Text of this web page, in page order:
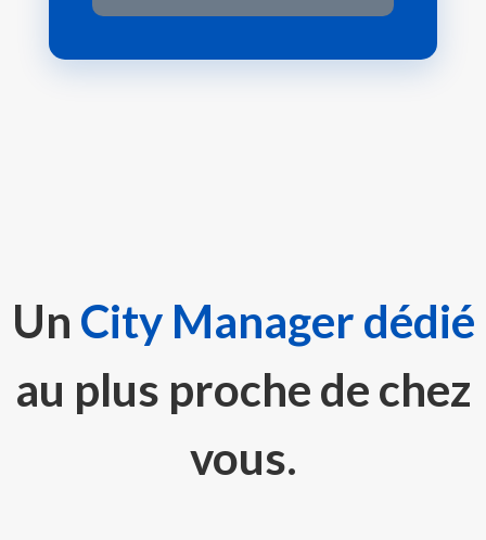
Un City Manager dédié
au plus proche de chez
vous.